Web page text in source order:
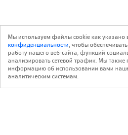
с 20 июля
Мы используем файлы cookie как указано
конфиденциальности, чтобы
работу нашего веб-сайта, функций
анализировать сетевой трафик. Мы также
информацию об использовании вами
аналитическим системам.